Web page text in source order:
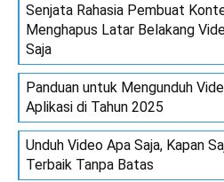
Senjata Rahasia Pembuat
Menghapus Latar Belakang
Saja
Panduan untuk Mengunduh
Aplikasi di Tahun 2025
Unduh Video Apa Saja, Kapan
Terbaik Tanpa Batas